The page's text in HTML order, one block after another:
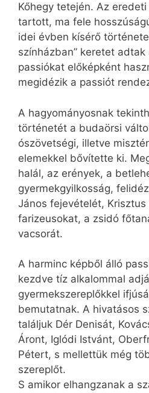
Kőhegy tetején. Az
tartott, ma fele
idei évben kísérő
színházban” keretet adtak
passiókat előképként
megidézik a passiót
A hagyományosnak
történetét a budaörsi
ószövetségi, illetve
elemekkel bővítette ki.
halál, az erények, a
gyermekgyilkosság,
János fejevételét,
farizeusokat, a zsidó
vacsorát.
A harminc képből álló
kezdve tíz alkalommal
gyermekszereplőkkel
bemutatnak. A hivatásos
találjuk Dér Denisát,
Áront, Iglódi Istvánt,
Pétert, s mellettük még
szereplőt.
S amikor elhangzanak a